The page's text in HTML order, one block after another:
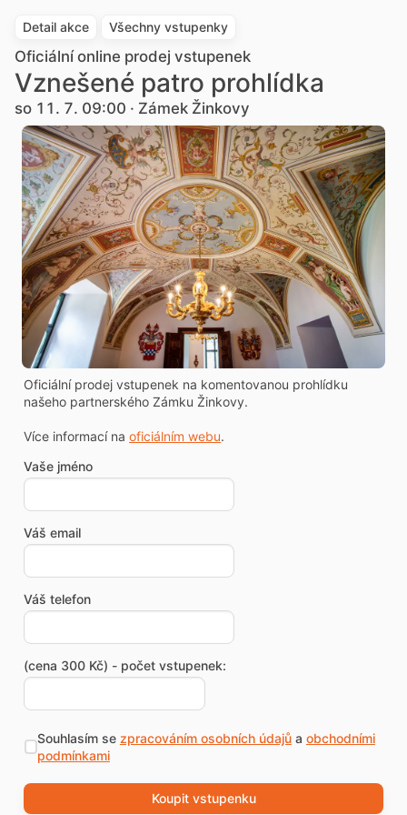
Detail akce Všechny vstupenky
Oficiální online prodej vstupenek
Vznešené patro prohlídka
so 11. 7. 09:00 · Zámek Žinkovy
Oficiální prodej vstupenek na komentovanou prohlídku
našeho partnerského Zámku Žinkovy.
Více informací na oficiálním webu.
Vaše jméno
Váš email
Váš telefon
(cena 300 Kč) - počet vstupenek:
Souhlasím se zpracováním osobních údajůa obchodními
podmínkami
Koupit vstupenku